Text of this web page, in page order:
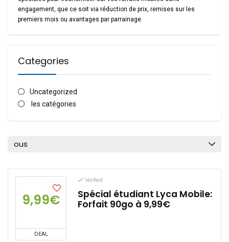
engagement, que ce soit via réduction de prix, remises sur les
premiers mois ou avantages par parrainage.
Categories
Uncategorized
les catégories
ous
9,99€
DEAL
Verified
Spécial étudiant Lyca Mobile:
Forfait 90go à 9,99€